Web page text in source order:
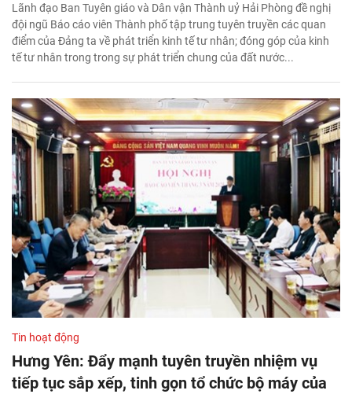
Lãnh đạo Ban Tuyên giáo và Dân vận Thành uỷ Hải Phòng đề nghị
đội ngũ Báo cáo viên Thành phố tập trung tuyên truyền các quan
điểm của Đảng ta về phát triển kinh tế tư nhân; đóng góp của kinh
tế tư nhân trong trong sự phát triển chung của đất nước...
Tin hoạt động
Hưng Yên: Đẩy mạnh tuyên truyền nhiệm vụ
tiếp tục sắp xếp, tinh gọn tổ chức bộ máy của